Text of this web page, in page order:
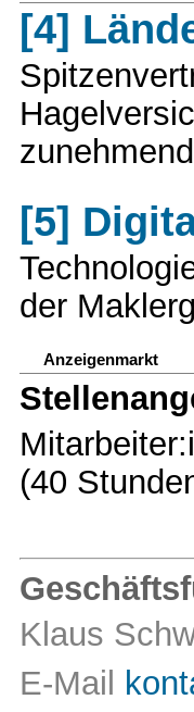
[4]
[5]
der
Anzeigenmarkt
(40
Klaus
E-Mail